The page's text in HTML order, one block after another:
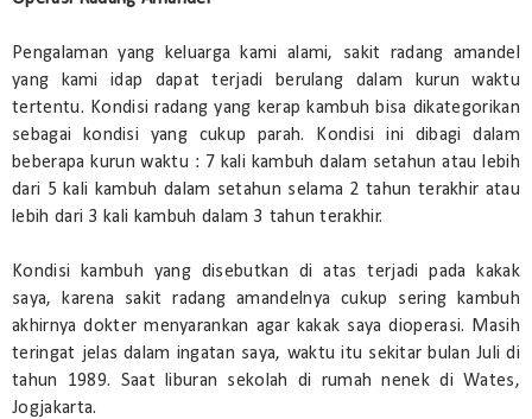
Pengalaman yang keluarga kami alami, sakit radang amandel
yang kami idap dapat terjadi berulang dalam kurun waktu
tertentu. Kondisi radang yang kerap kambuh bisa dikategorikan
sebagai kondisi yang cukup parah. Kondisi ini dibagi dalam
beberapa kurun waktu : 7 kali kambuh dalam setahun atau lebih
dari 5 kali kambuh dalam setahun selama 2 tahun terakhir atau
lebih dari 3 kali kambuh dalam 3 tahun terakhir.
Kondisi kambuh yang disebutkan di atas terjadi pada kakak
saya, karena sakit radang amandelnya cukup sering kambuh
akhirnya dokter menyarankan agar kakak saya dioperasi. Masih
teringat jelas dalam ingatan saya, waktu itu sekitar bulan Juli di
tahun 1989. Saat liburan sekolah di rumah nenek di Wates,
Jogjakarta.